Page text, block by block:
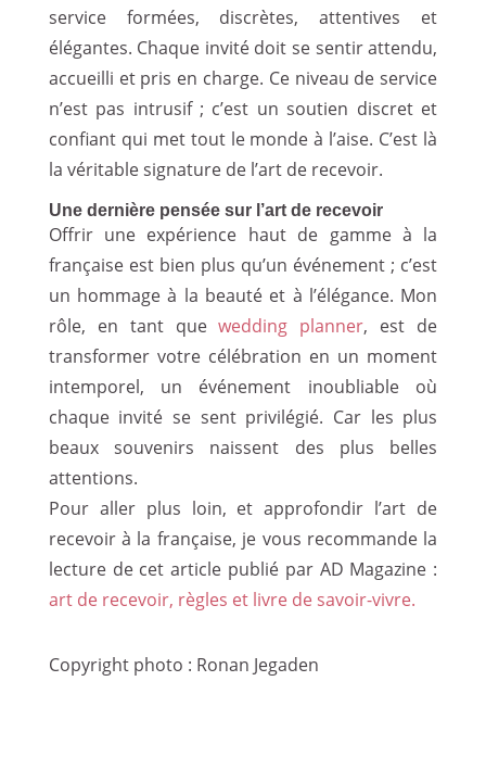
service formées, discrètes, attentives et
élégantes. Chaque invité doit se sentir attendu,
accueilli et pris en charge. Ce niveau de service
n’est pas intrusif ; c’est un soutien discret et
confiant qui met tout le monde à l’aise. C’est là
la véritable signature de l’art de recevoir.
Une dernière pensée sur l’art de recevoir
Offrir une expérience haut de gamme à la
française est bien plus qu’un événement ; c’est
un hommage à la beauté et à l’élégance. Mon
rôle, en tant quewedding planner, est de
transformer votre célébration en un moment
intemporel, un événement inoubliable où
chaque invité se sent privilégié. Car les plus
beaux souvenirs naissent des plus belles
attentions.
Pour aller plus loin, et approfondir l’art de
recevoir à la française, je vous recommande la
lecture de cet article publié par AD Magazine :
art de recevoir, règles et livre de savoir-vivre.
Copyright photo : Ronan Jegaden